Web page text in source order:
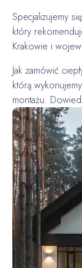
Specjalizujemy
który
Krakowie i
Jak zamówić
którą
montażu.